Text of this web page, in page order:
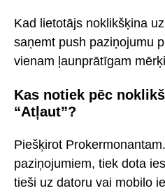
Kad lietotājs noklikšķina
saņemt push paziņojumu
vienam ļaunprātīgam
Kas notiek pēc
“Atļaut”?
Piešķirot
paziņojumiem, tiek dota
tieši uz datoru vai mobilo